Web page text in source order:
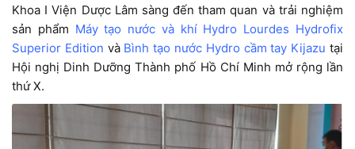
Khoa I Viện Dược Lâm sàng đến tham quan và trải nghiệm
sản phẩm Máy tạo nước và khí Hydro Lourdes Hydrofix
Superior Edition và Bình tạo nước Hydro cầm tay Kijazu tại
Hội nghị Dinh Dưỡng Thành phố Hồ Chí Minh mở rộng lần
thứ X.